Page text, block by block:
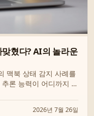
혔다? AI의 놀라운
맥북 상태 감지 사례를
론 능력이 어디까지 왔
넘어 시스템 진단 도구
2026년 7월 26일